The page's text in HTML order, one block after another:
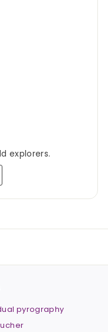
explorers.
pyrography